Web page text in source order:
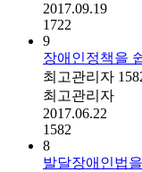
2017.09.19
1722
9
장애인정책을
최고관리자
최고관리자
2017.06.22
1582
8
발달장애인법